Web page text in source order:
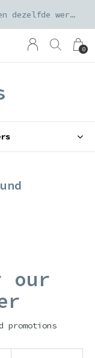
0
Orders geplaatst voor 15:00 worden dezelfde werkdag verzonden
our
promotions